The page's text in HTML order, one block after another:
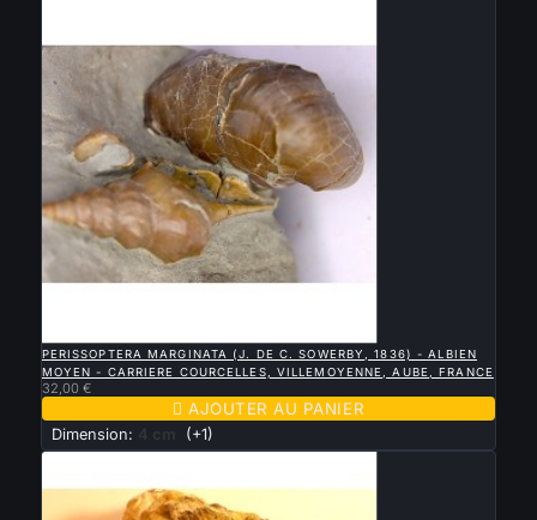
PERISSOPTERA MARGINATA (J. DE C. SOWERBY, 1836) - ALBIEN
MOYEN - CARRIERE COURCELLES, VILLEMOYENNE, AUBE, FRANCE
32,00 €
 AJOUTER AU PANIER
Dimension: 4 cm (+1)